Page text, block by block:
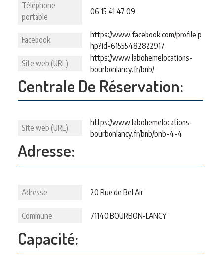
Téléphone
portable
06 15 41 47 09
Facebook
https://www.facebook.com/profile.p
hp?id=61555482822917
Site web (URL)
https://www.labohemelocations-
bourbonlancy.fr/bnb/
Centrale De Réservation:
Site web (URL)
https://www.labohemelocations-
bourbonlancy.fr/bnb/bnb-4-4
Adresse:
Adresse 20 Rue de Bel Air
Commune 71140 BOURBON-LANCY
Capacité: